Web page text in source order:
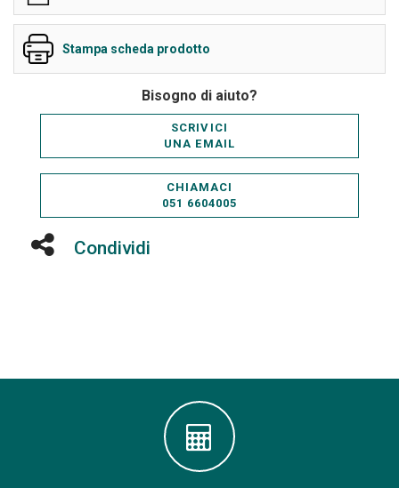
Stampa scheda prodotto
Bisogno di aiuto?
SCRIVICI
UNA EMAIL
CHIAMACI
051 6604005
Condividi